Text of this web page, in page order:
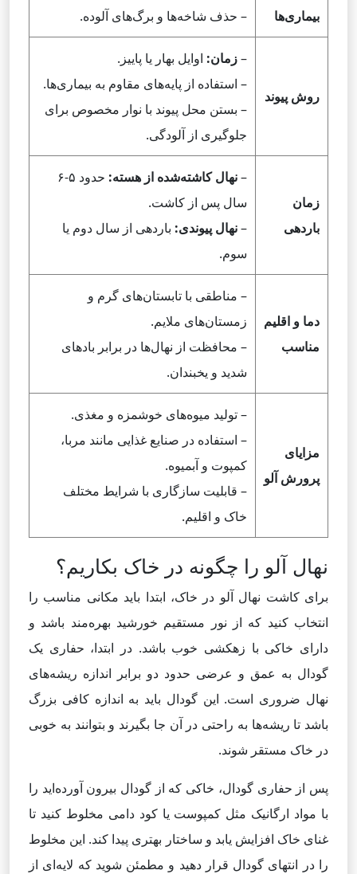
بیماری‌ها
– حذف شاخه‌ها و برگ‌های آلوده.
روش پیوند
–زمان: اوایل بهار یا پاییز.
– استفاده از پایه‌های مقاوم به بیماری‌ها.
– بستن محل پیوند با نوار مخصوص برای
جلوگیری از آلودگی.
زمان
باردهی
–نهال کاشته‌شده از هسته:
حدود ۵-۶
سال پس از کاشت.
–نهال پیوندی: باردهی از سال دوم یا
سوم.
دما و اقلیم
مناسب
– مناطقی با تابستان‌های گرم و
زمستان‌های ملایم.
– محافظت از نهال‌ها در برابر بادهای
شدید و یخبندان.
مزایای
پرورش آلو
– تولید میوه‌های خوشمزه و مغذی.
– استفاده در صنایع غذایی مانند مربا،
کمپوت و آبمیوه.
– قابلیت سازگاری با شرایط مختلف
خاک و اقلیم.
نهال آلو را چگونه در خاک بکاریم؟
برای کاشت نهال آلو در خاک، ابتدا باید مکانی مناسب را
انتخاب کنید که از نور مستقیم خورشید بهره‌مند باشد و
دارای خاکی با زهکشی خوب باشد. در ابتدا، حفاری یک
گودال به عمق و عرضی حدود دو برابر اندازه ریشه‌های
نهال ضروری است. این گودال باید به اندازه کافی بزرگ
باشد تا ریشه‌ها به راحتی در آن جا بگیرند و بتوانند به خوبی
در خاک مستقر شوند.
پس از حفاری گودال، خاکی که از گودال بیرون آورده‌اید را
با مواد ارگانیک مثل کمپوست یا کود دامی مخلوط کنید تا
غنای خاک افزایش یابد و ساختار بهتری پیدا کند. این مخلوط
را در انتهای گودال قرار دهید و مطمئن شوید که لایه‌ای از